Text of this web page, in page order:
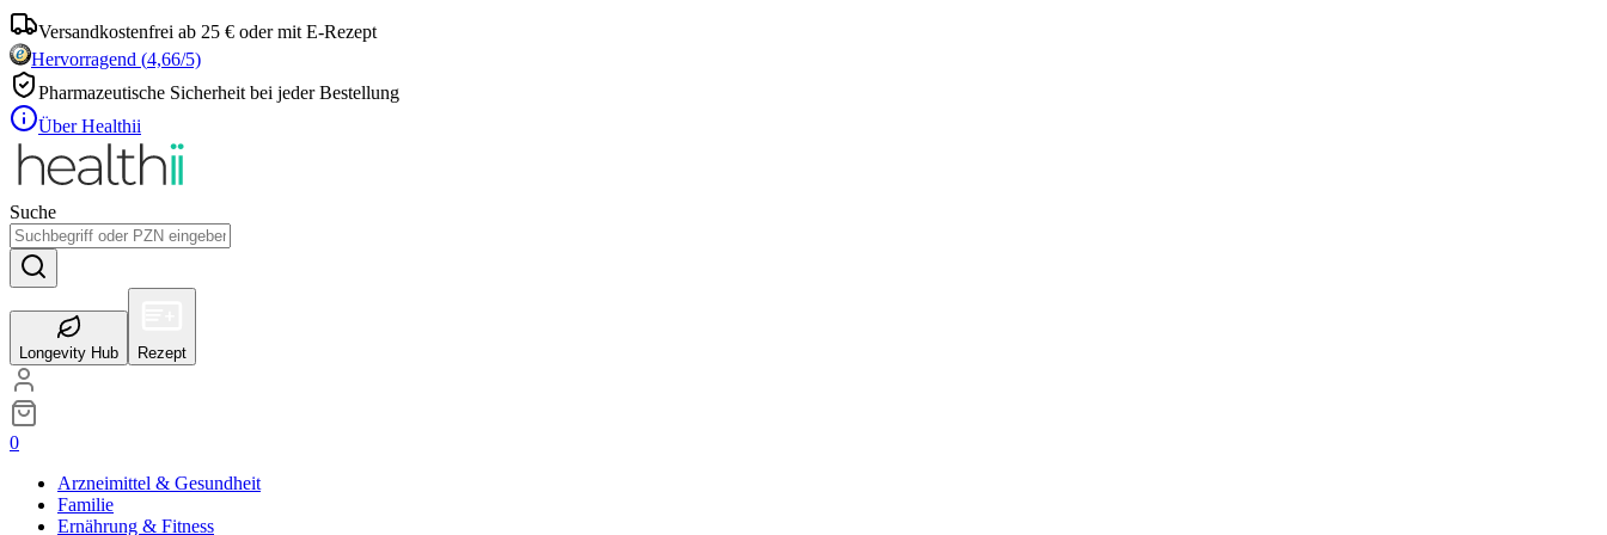
Versandkostenfrei ab 25 € oder mit E-Rezept
Hervorragend (4,66/5)
Pharmazeutische Sicherheit bei jeder Bestellung
Über Healthii
Suche
Longevity Hub Rezept
0
Arzneimittel & Gesundheit
Familie
Ernährung & Fitness